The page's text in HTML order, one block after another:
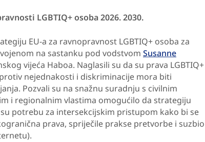
LGBTIQ+ osoba 2026. 2030.
EU-a za ravnopravnost LGBTIQ+ osoba za
na sastanku pod vodstvom Susanne
vijeća Haboa. Naglasili su da su prava LGBTIQ+
nejednakosti i diskriminacije mora biti
Pozvali su na snažnu suradnju s civilnim
i regionalnim vlastima omogućilo da strategiju
potrebu za intersekcijskim pristupom kako bi se
prava, spriječile prakse pretvorbe i suzbio